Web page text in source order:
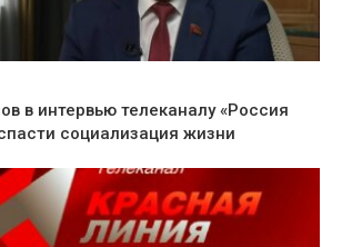
в интервью телеканалу «Россия
социализация жизни